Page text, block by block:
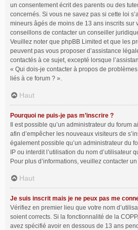
un consentement écrit des parents ou des
concernés. Si vous ne savez pas si cette loi
mineurs âgés de moins de 13 ans inscrits sur
conseillons de contacter un conseiller
Veuillez noter que phpBB Limited et que les
peuvent pas vous proposer d’assistance
contactés à ce sujet, excepté lorsque
« Qui dois-je contacter à propos de
liés à ce forum ? ».
Haut
Pourquoi ne puis-je pas m’inscrire ?
Il est possible qu’un administrateur du forum
afin d’empêcher les nouveaux visiteurs de
également possible qu’un administrateur du
IP ou interdit l’utilisation du nom d’utilisateur
Pour plus d’informations, veuillez contacter
Haut
Je suis inscrit mais je ne peux pas me
Vérifiez en premier lieu que votre nom
soient corrects. Si la fonctionnalité de la
avez spécifié avoir en dessous de 13 ans